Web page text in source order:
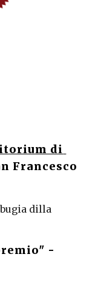
di
Francesco
bugia dilla